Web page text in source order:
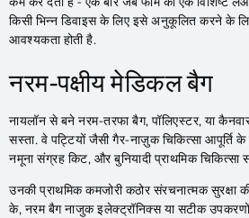
किसी भिन्न डिवाइस के लिए इसे अनुकूलित करने के
आवश्यकता होती है.
नरम-पक्षीय मेडिकल बैग
नायलॉन से बने नरम-तरफा बैग, पॉलिएस्टर, या
सस्ता. वे पट्टियों जैसी गैर-नाज़ुक चिकित्सा आपूर्ति
नमूना संग्रह किट, और बुनियादी प्राथमिक चिकित्सा
उनकी प्राथमिक कमजोरी कठोर संरचनात्मक सुरक्षा
के, नरम बैग नाजुक इलेक्ट्रॉनिक्स या सटीक